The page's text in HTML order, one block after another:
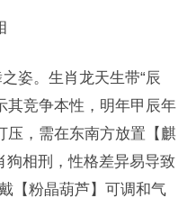
姿。生肖龙天生带“辰
其竞争本性，明年甲辰年
压，需在东南方放置【麒
狗相刑，性格差异易导致
【粉晶葫芦】可调和气